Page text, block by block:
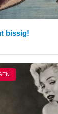
bissig!